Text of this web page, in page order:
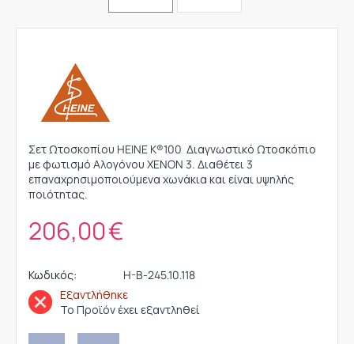
Σετ Ωτοσκοπίου HEINE K®100 Διαγνωστικό Ωτοσκόπιο
με φωτισμό Αλογόνου XENON 3. Διαθέτει 3
επαναχρησιμοποιούμενα χωνάκια και είναι υψηλής
ποιότητας.
206,00€
Κωδικός:
H-B-245.10.118
Εξαντλήθηκε
Το Προϊόν έχει εξαντληθεί